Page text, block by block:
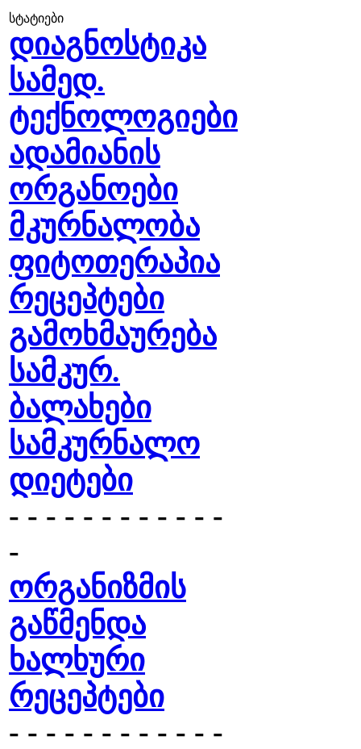
სტატიები
დიაგნოსტიკა
სამედ.
ტექნოლოგიები
ადამიანის
ორგანოები
მკურნალობა
ფიტოთერაპია
რეცეპტები
გამოხმაურება
სამკურ.
ბალახები
სამკურნალო
დიეტები
- - - - - - - - - - - -
-
ორგანიზმის
გაწმენდა
ხალხური
რეცეპტები
- - - - - - - - - - - -